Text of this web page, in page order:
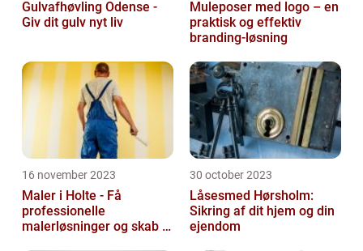
Gulvafhøvling Odense -
Giv dit gulv nyt liv
Muleposer med logo – en
praktisk og effektiv
branding-løsning
16 november 2023
Maler i Holte - Få
professionelle
malerløsninger og skab et
30 october 2023
Låsesmed Hørsholm:
Sikring af dit hjem og din
ejendom